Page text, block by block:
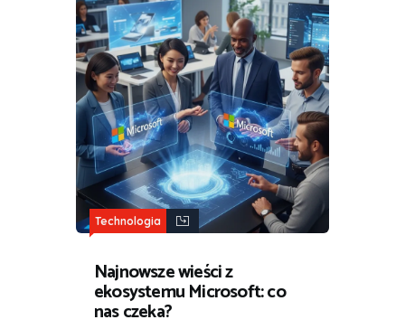
Technologia
Najnowsze wieści z
ekosystemu Microsoft: co
nas czeka?